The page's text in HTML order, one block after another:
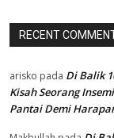
RECENT
arisko pada Di Balik
Kisah Seorang
Pantai Demi